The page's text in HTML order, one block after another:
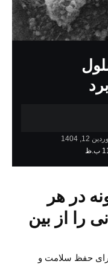
دقیقه ۱۹ سلول
در هر
را از بین
برای حفظ سلامت و